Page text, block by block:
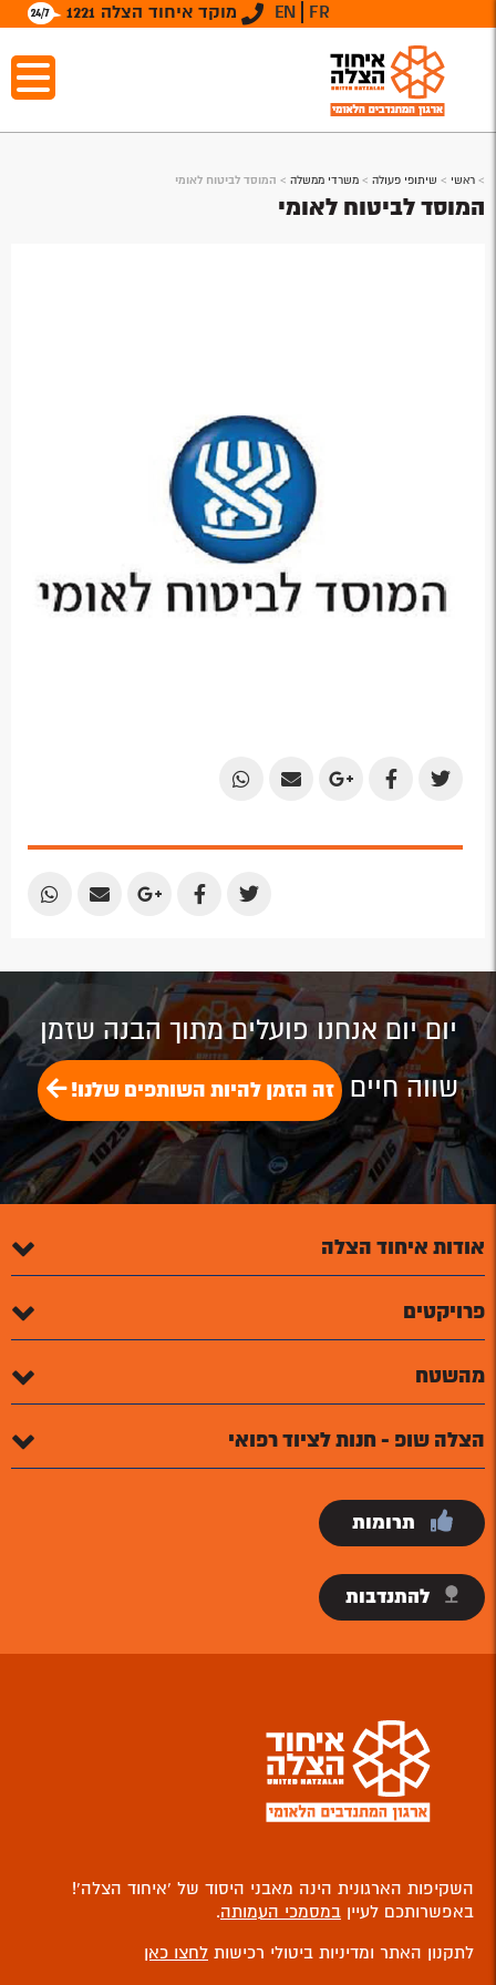
מוקד איחוד הצלה 1221 EN FR
> ראשי > שיתופי פעולה > משרדי ממשלה > המוסד לביטוח לאומי
המוסד לביטוח לאומי
Share
Twitter
Share
Facebook
Share
Google
Share
Email
Share
Email
Share
Share
Share
Share
Share
יום יום אנחנו פועלים מתוך הבנה שזמן
שווה חיים זה הזמן להיות השותפים שלנו!
אודות איחוד הצלה
פרויקטים
מהשטח
הצלה שופ - חנות לציוד רפואי
תרומות
להתנדבות
השקיפות הארגונית הינה מאבני היסוד של ‘איחוד הצלה’!
באפשרותכם לעיין במסמכי העמותה.
לתקנון האתר ומדיניות ביטולי רכישות לחצו כאן